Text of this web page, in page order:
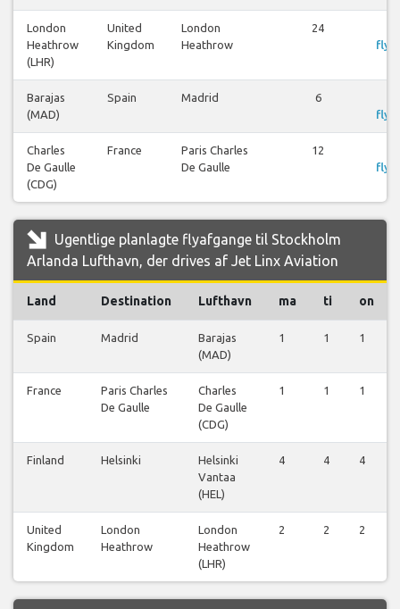
London
Heathrow
(LHR)
United
Kingdom
London
Heathrow
24
Barajas
(MAD)
Spain Madrid 6
Charles
De Gaulle
(CDG)
France
Paris Charles
De Gaulle
12
Ugentlige planlagte flyafgange til Stockholm
Arlanda Lufthavn, der drives af Jet Linx Aviation
Land Destination Lufthavn ma ti on
Spain Madrid
Barajas
(MAD)
1 1 1
France
Paris Charles
De Gaulle
Charles
De Gaulle
(CDG)
1 1 1
Finland Helsinki
Helsinki
Vantaa
(HEL)
4 4 4
United
Kingdom
London
Heathrow
London
Heathrow
(LHR)
2 2 2